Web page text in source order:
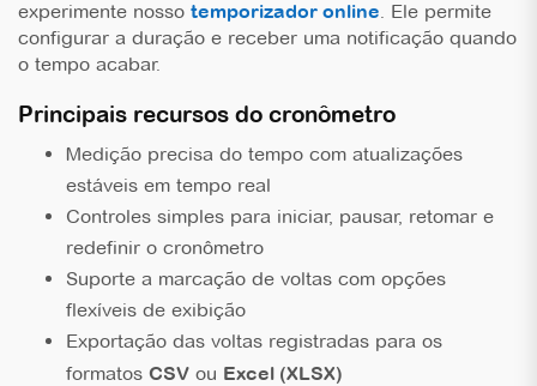
experimente nosso temporizador online. Ele permite
configurar a duração e receber uma notificação quando
o tempo acabar.
Principais recursos do cronômetro
Medição precisa do tempo com atualizações
estáveis em tempo real
Controles simples para iniciar, pausar, retomar e
redefinir o cronômetro
Suporte a marcação de voltas com opções
flexíveis de exibição
Exportação das voltas registradas para os
formatos CSV ou Excel (XLSX)